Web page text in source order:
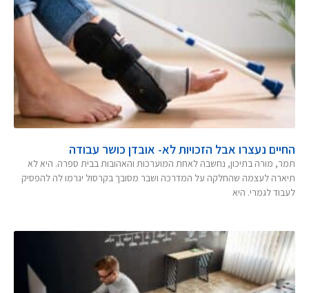
החיים נעצרו אבל הזכויות לא- אובדן כושר עבודה
תמר, מורה בתיכון, נחשבה לאחת המוערכות והאהובות בבית ספרה. היא לא
תיארה לעצמה שהחלקה על המדרכה ושבר מסובך בקרסול יגרמו לה להפסיק
לעבוד לגמרי. היא